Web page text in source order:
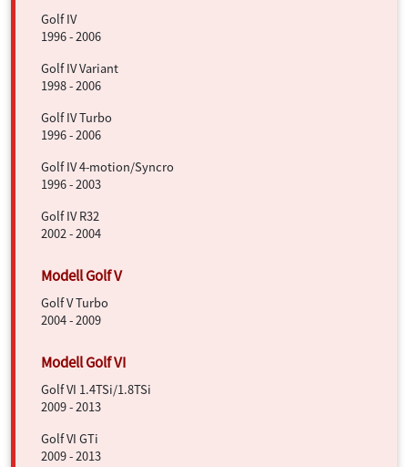
Golf IV
1996 - 2006
Golf IV Variant
1998 - 2006
Golf IV Turbo
1996 - 2006
Golf IV 4-motion/Syncro
1996 - 2003
Golf IV R32
2002 - 2004
Golf V Turbo
2004 - 2009
Golf VI 1.4TSi/1.8TSi
2009 - 2013
Golf VI GTi
2009 - 2013